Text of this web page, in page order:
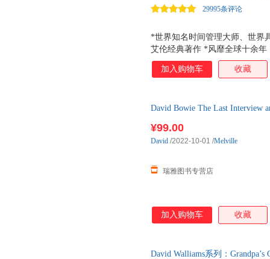
*世界知名时间管理大师、世界
艾伦经典著作 *风靡全球十余
人在学习使用的管理个人事务
球的读者。长踞畅销榜前列的
29995条评论
加入购物车 收藏
David Bowie The Last Interview
¥99.00
瑞雅图书专营店
David /2022-10-01 /Melville
加入购物车 收藏
David Walliams系列：